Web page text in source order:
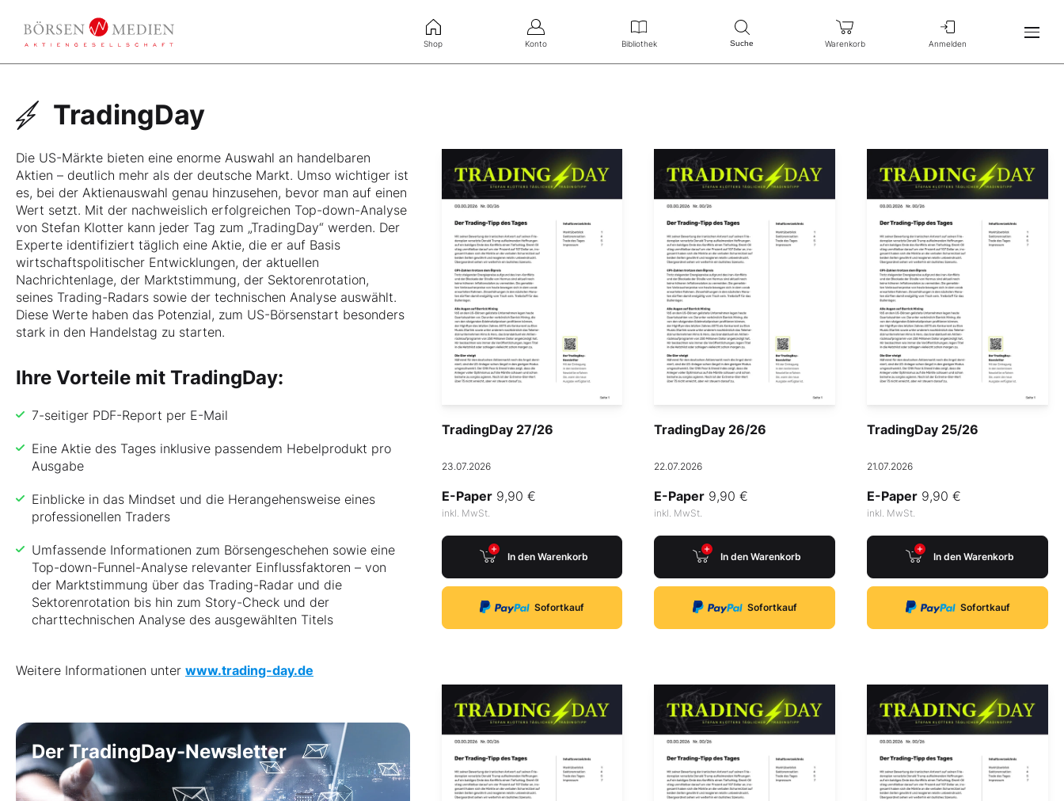
Shop Konto Bibliothek Suche Warenkorb Anmelden
TradingDay
Die US-Märkte bieten eine enorme Auswahl an handelbaren
Aktien – deutlich mehr als der deutsche Markt. Umso wichtiger ist
es, bei der Aktienauswahl genau hinzusehen, bevor man auf einen
Wert setzt. Mit der nachweislich erfolgreichen Top-down-Analyse
von Stefan Klotter kann jeder Tag zum „TradingDay“ werden. Der
Experte identifiziert täglich eine Aktie, die er auf Basis
wirtschaftspolitischer Entwicklungen, der aktuellen
Nachrichtenlage, der Marktstimmung, der Sektorenrotation,
seines Trading-Radars sowie der technischen Analyse auswählt.
Diese Werte haben das Potenzial, zum US-Börsenstart besonders
stark in den Handelstag zu starten.
Ihre Vorteile mit TradingDay:
7-seitiger PDF-Report per E-Mail
Eine Aktie des Tages inklusive passendem Hebelprodukt pro
Ausgabe
Einblicke in das Mindset und die Herangehensweise eines
professionellen Traders
Umfassende Informationen zum Börsengeschehen sowie eine
Top-down-Funnel-Analyse relevanter Einflussfaktoren – von
der Marktstimmung über das Trading-Radar und die
Sektorenrotation bis hin zum Story-Check und der
charttechnischen Analyse des ausgewählten Titels
Weitere Informationen unter www.trading-day.de
Der TradingDay-Newsletter
TradingDay 27/26
23.07.2026
E-Paper9,90 €
inkl. MwSt.
In den Warenkorb
Sofortkauf
TradingDay 26/26
22.07.2026
E-Paper 9,90 €
inkl. MwSt.
In den Warenkorb
Sofortkauf
TradingDay 25/26
21.07.2026
E-Paper 9,90 €
inkl. MwSt.
In den Warenkorb
Sofortkauf